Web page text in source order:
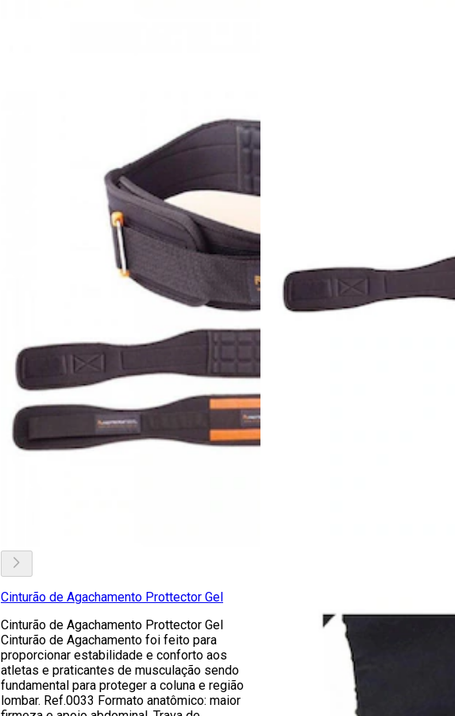
Cinturão de Agachamento Prottector Gel
Cinturão de Agachamento Prottector Gel
Cinturão de Agachamento foi feito para
proporcionar estabilidade e conforto aos
atletas e praticantes de musculação sendo
fundamental para proteger a coluna e região
lombar. Ref.0033 Formato anatômico: maior